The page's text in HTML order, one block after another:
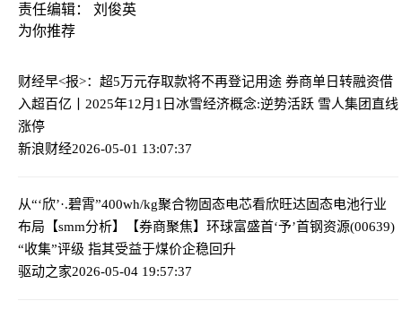
责任编辑： 刘俊英
为你推荐
财经早<报>：超5万元存取款将不再登记用途 券商单日转融资借
入超百亿丨2025年12月1日冰雪经济概念:逆势活跃 雪人集团直线
涨停
新浪财经2026-05-01 13:07:37
从“‘欣’·.碧霄”400wh/kg聚合物固态电芯看欣旺达固态电池行业
布局【smm分析】
【券商聚焦】环球富盛首‘予’首钢资源(00639)
“收集”评级 指其受益于煤价企稳回升
驱动之家2026-05-04 19:57:37